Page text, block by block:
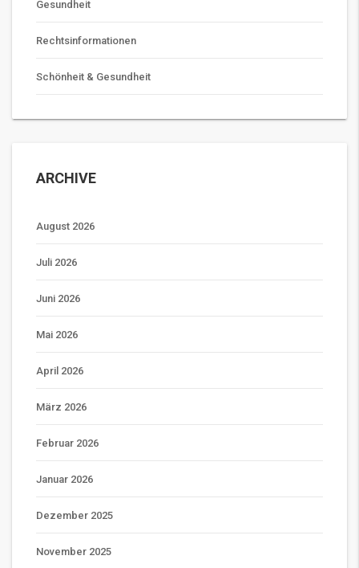
Gesundheit
Rechtsinformationen
Schönheit & Gesundheit
ARCHIVE
August 2026
Juli 2026
Juni 2026
Mai 2026
April 2026
März 2026
Februar 2026
Januar 2026
Dezember 2025
November 2025